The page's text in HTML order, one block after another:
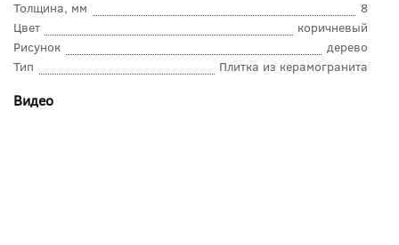
Толщина, мм
8
Цвет
коричневый
Рисунок
дерево
Тип
Плитка из керамогранита
Видео